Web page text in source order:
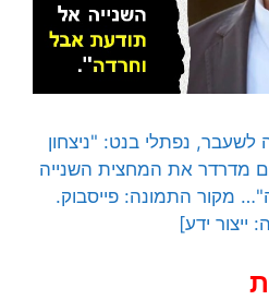
נפתלי בנט: "ניצחון
מדרדר את המחצית השנייה
מקור התמונה: פייסבוק.
ייצור ידע]